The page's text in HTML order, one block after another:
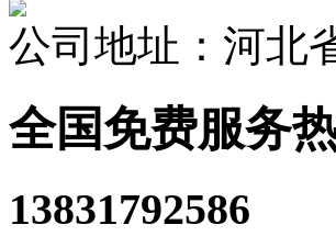
公司地址：河北
全国免费服务
13831792586